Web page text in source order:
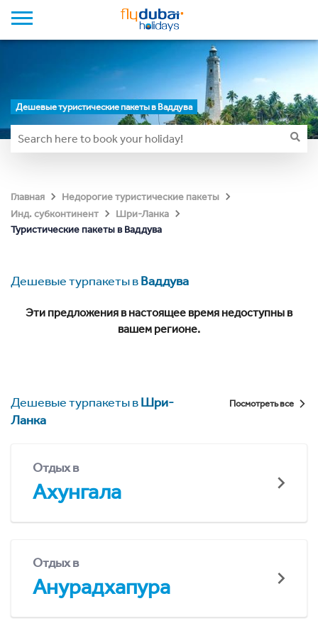
Дешевые туристические пакеты в Ваддува
Главная
Недорогие туристические пакеты
Инд. субконтинент
Шри-Ланка
Туристические пакеты в Ваддува
Дешевые турпакеты вВаддува
Эти предложения в настоящее время недоступны в
вашем регионе.
Дешевые турпакеты вШри-
Ланка
Посмотреть все
Отдых в
Ахунгала
Отдых в
Анурадхапура